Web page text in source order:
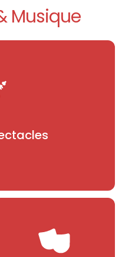
Musique